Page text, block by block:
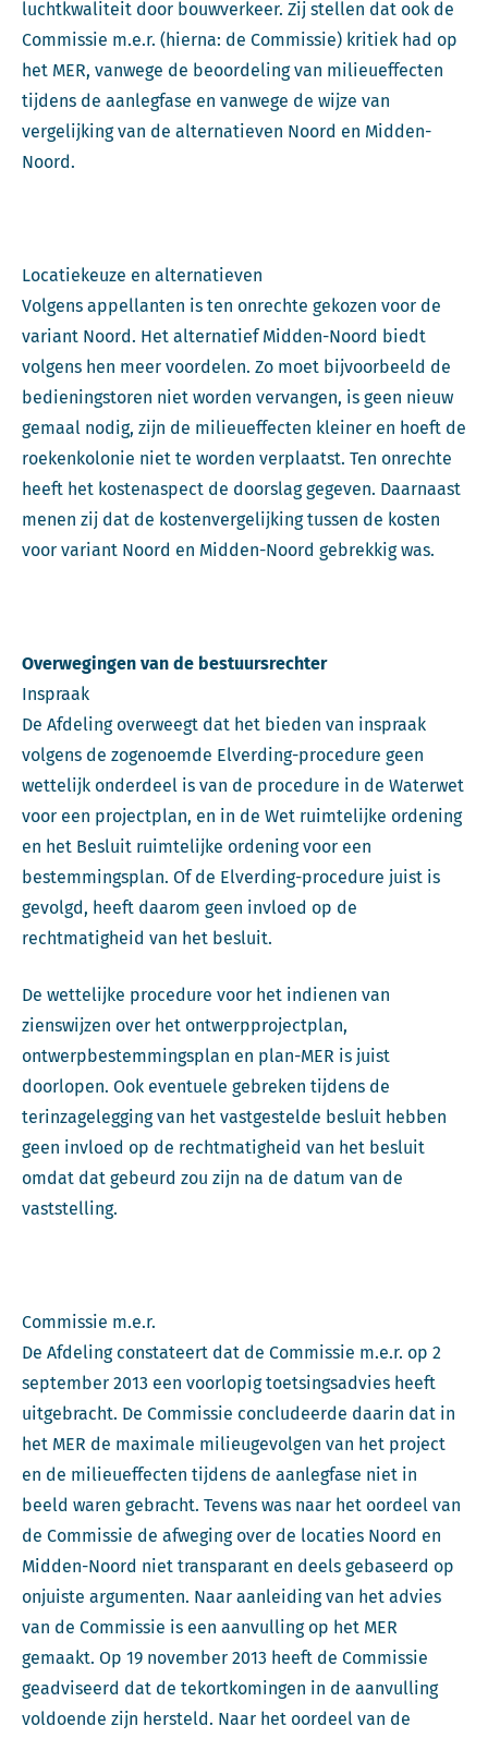
luchtkwaliteit door bouwverkeer. Zij stellen dat ook de
Commissie m.e.r. (hierna: de Commissie) kritiek had op
het MER, vanwege de beoordeling van milieueffecten
tijdens de aanlegfase en vanwege de wijze van
vergelijking van de alternatieven Noord en Midden-
Noord.
Locatiekeuze en alternatieven
Volgens appellanten is ten onrechte gekozen voor de
variant Noord. Het alternatief Midden-Noord biedt
volgens hen meer voordelen. Zo moet bijvoorbeeld de
bedieningstoren niet worden vervangen, is geen nieuw
gemaal nodig, zijn de milieueffecten kleiner en hoeft de
roekenkolonie niet te worden verplaatst. Ten onrechte
heeft het kostenaspect de doorslag gegeven. Daarnaast
menen zij dat de kostenvergelijking tussen de kosten
voor variant Noord en Midden-Noord gebrekkig was.
Overwegingen van de bestuursrechter
Inspraak
De Afdeling overweegt dat het bieden van inspraak
volgens de zogenoemde Elverding-procedure geen
wettelijk onderdeel is van de procedure in de Waterwet
voor een projectplan, en in de Wet ruimtelijke ordening
en het Besluit ruimtelijke ordening voor een
bestemmingsplan. Of de Elverding-procedure juist is
gevolgd, heeft daarom geen invloed op de
rechtmatigheid van het besluit.
De wettelijke procedure voor het indienen van
zienswijzen over het ontwerpprojectplan,
ontwerpbestemmingsplan en plan-MER is juist
doorlopen. Ook eventuele gebreken tijdens de
terinzagelegging van het vastgestelde besluit hebben
geen invloed op de rechtmatigheid van het besluit
omdat dat gebeurd zou zijn na de datum van de
vaststelling.
Commissie m.e.r.
De Afdeling constateert dat de Commissie m.e.r. op 2
september 2013 een voorlopig toetsingsadvies heeft
uitgebracht. De Commissie concludeerde daarin dat in
het MER de maximale milieugevolgen van het project
en de milieueffecten tijdens de aanlegfase niet in
beeld waren gebracht. Tevens was naar het oordeel van
de Commissie de afweging over de locaties Noord en
Midden-Noord niet transparant en deels gebaseerd op
onjuiste argumenten. Naar aanleiding van het advies
van de Commissie is een aanvulling op het MER
gemaakt. Op 19 november 2013 heeft de Commissie
geadviseerd dat de tekortkomingen in de aanvulling
voldoende zijn hersteld. Naar het oordeel van de